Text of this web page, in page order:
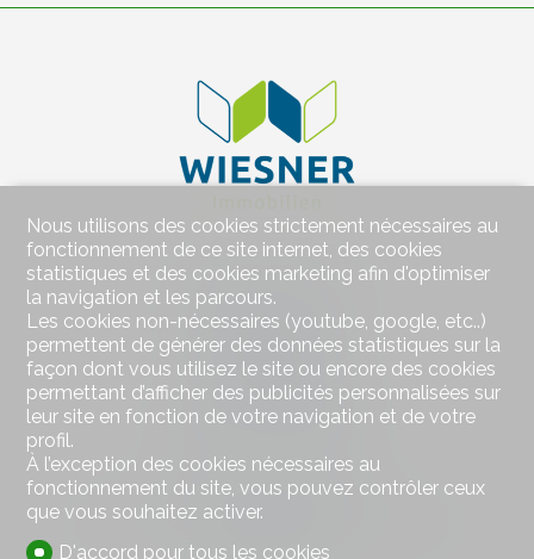
Contactez-nous
Wiesner Immobilien
Bahnhofstrasse 77
4313 Möhlin
Tél. +41 79 578 66 66
Mob.
+41 79 578 66 66
hw@wiesner-immobilien.ch
Restez connecté
Ne laissez aucun bien vous échapper, inscrivez-vous
gratuitement.
Nous utilisons des cookies strictement nécessaires au
fonctionnement de ce site internet, des cookies
statistiques et des cookies marketing afin d'optimiser
la navigation et les parcours.
Les cookies non-nécessaires (youtube, google, etc..)
permettent de générer des données statistiques sur la
façon dont vous utilisez le site ou encore des cookies
permettant d’afficher des publicités personnalisées sur
leur site en fonction de votre navigation et de votre
profil.
À l’exception des cookies nécessaires au
fonctionnement du site, vous pouvez contrôler ceux
que vous souhaitez activer.
D'accord pour tous les cookies